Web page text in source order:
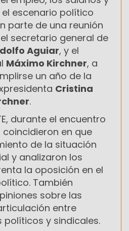
escenario político
parte de una reunión
secretario general de
Aguiar, y el
Máximo Kirchner, a
un año de la
Cristina
.
durante el encuentro
en que
de la situación
y analizaron los
la oposición en el
También
sobre las
entre
y sindicales.